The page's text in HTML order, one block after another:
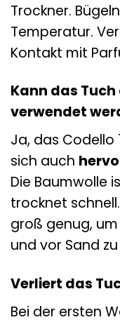
Trockner.
Temperatur.
Kontakt mit
Kann das
verwendet
Ja, das Codello
sich auch
Die Baumwolle
trocknet
groß genug,
und vor Sand
Verliert das
Bei der ersten